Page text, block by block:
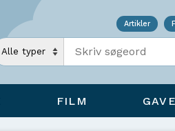
Artikler
Indtast søgeord
FILM